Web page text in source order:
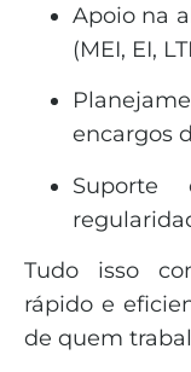
Apoio na
(MEI, EI,
encargos
Suporte
Tudo isso
rápido e
de quem